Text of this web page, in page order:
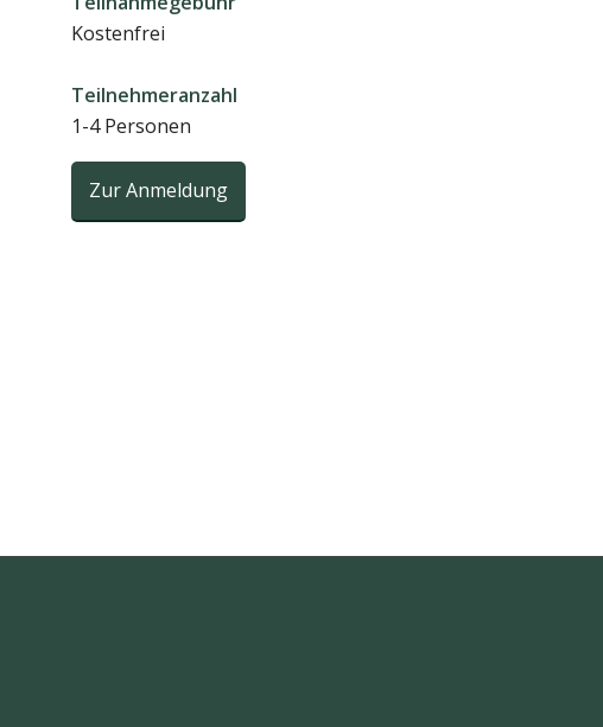
Kostenfrei
Teilnehmeranzahl
1-4 Personen
Zur Anmeldung